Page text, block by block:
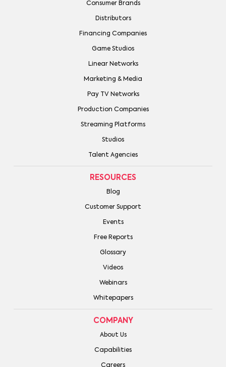
Consumer Brands
Distributors
Financing Companies
Game Studios
Linear Networks
Marketing & Media
Pay TV Networks
Production Companies
Streaming Platforms
Studios
Talent Agencies
RESOURCES
Blog
Customer Support
Events
Free Reports
Glossary
Videos
Webinars
Whitepapers
COMPANY
About Us
Capabilities
Careers